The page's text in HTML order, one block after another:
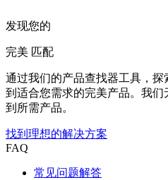
发现您的
完美 匹配
通过我们的产品查找器工具，
到适合您需求的完美产品。我
到所需产品。
找到理想的解决方案
FAQ
常见问题解答